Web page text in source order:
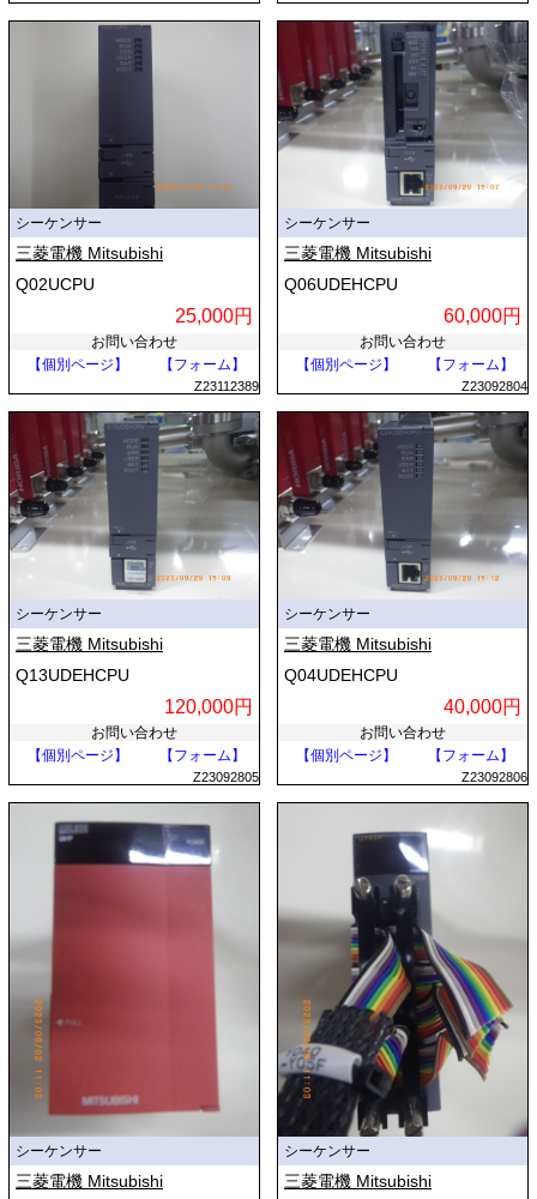
シーケンサー
三菱電機 Mitsubishi
Q02UCPU
25,000円
お問い合わせ
【個別ページ】
【フォーム】
Z23112389
シーケンサー
三菱電機 Mitsubishi
Q06UDEHCPU
60,000円
お問い合わせ
【個別ページ】
【フォーム】
Z23092804
シーケンサー
三菱電機 Mitsubishi
Q13UDEHCPU
120,000円
お問い合わせ
【個別ページ】
【フォーム】
Z23092805
シーケンサー
三菱電機 Mitsubishi
Q04UDEHCPU
40,000円
お問い合わせ
【個別ページ】
【フォーム】
Z23092806
シーケンサー
三菱電機 Mitsubishi
シーケンサー
三菱電機 Mitsubishi